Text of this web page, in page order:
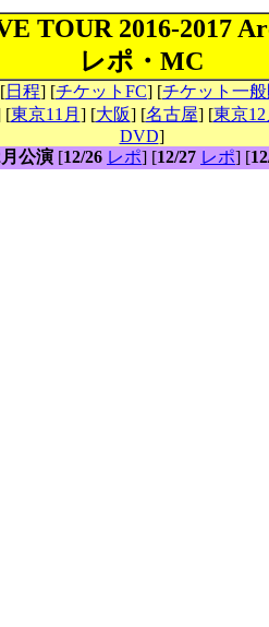
TOUR 2016-2017
レポ・MC
日程] [チケットFC] [チケット一
[東京11月 ] [大阪] [名古屋] [東京12
DVD]
公演 [12/26 レポ] [12/27 レポ] [